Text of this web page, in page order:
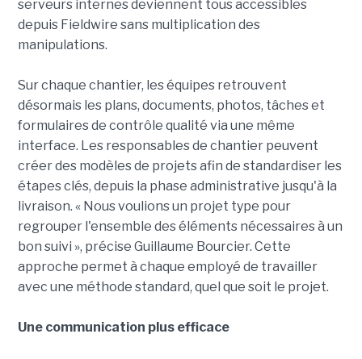
serveurs internes deviennent tous accessibles
depuis Fieldwire sans multiplication des
manipulations.
Sur chaque chantier, les équipes retrouvent
désormais les plans, documents, photos, tâches et
formulaires de contrôle qualité via une même
interface. Les responsables de chantier peuvent
créer des modèles de projets afin de standardiser les
étapes clés, depuis la phase administrative jusqu'à la
livraison. « Nous voulions un projet type pour
regrouper l'ensemble des éléments nécessaires à un
bon suivi », précise Guillaume Bourcier. Cette
approche permet à chaque employé de travailler
avec une méthode standard, quel que soit le projet.
Une communication plus efficace